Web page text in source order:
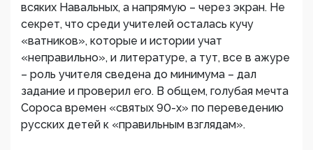
всяких Навальных, а напрямую – через экран. Не
секрет, что среди учителей осталась кучу
«ватников», которые и истории учат
«неправильно», и литературе, а тут, все в ажуре
– роль учителя сведена до минимума – дал
задание и проверил его. В общем, голубая мечта
Сороса времен «святых 90-х» по переведению
русских детей к «правильным взглядам».